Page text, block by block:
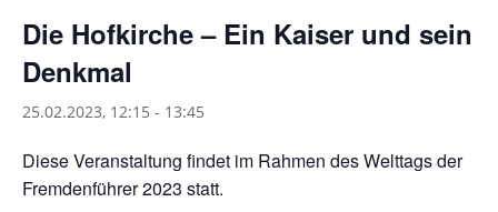
Die Hofkirche – Ein Kaiser und sein
Denkmal
25.02.2023, 12:15 - 13:45
Diese Veranstaltung findet im Rahmen des Welttags der
Fremdenführer 2023 statt.